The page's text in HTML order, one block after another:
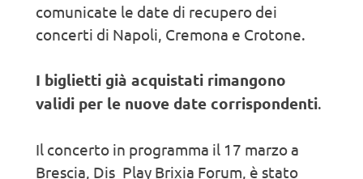
comunicate le date di recupero dei
concerti di Napoli, Cremona e Crotone.
I biglietti già acquistati rimangono
validi per le nuove date corrispondenti.
Il concerto in programma il 17 marzo a
Brescia, Dis_Play Brixia Forum, è stato